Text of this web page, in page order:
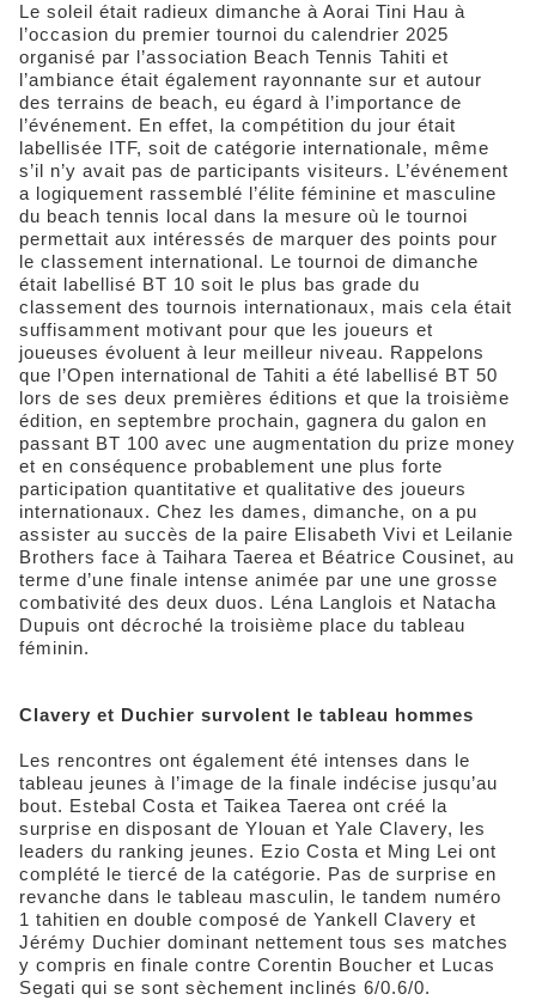
Le soleil était radieux dimanche à Aorai Tini Hau à
l’occasion du premier tournoi du calendrier 2025
organisé par l’association Beach Tennis Tahiti et
l’ambiance était également rayonnante sur et autour
des terrains de beach, eu égard à l’importance de
l’événement. En effet, la compétition du jour était
labellisée ITF, soit de catégorie internationale, même
s’il n’y avait pas de participants visiteurs. L’événement
a logiquement rassemblé l’élite féminine et masculine
du beach tennis local dans la mesure où le tournoi
permettait aux intéressés de marquer des points pour
le classement international. Le tournoi de dimanche
était labellisé BT 10 soit le plus bas grade du
classement des tournois internationaux, mais cela était
suffisamment motivant pour que les joueurs et
joueuses évoluent à leur meilleur niveau. Rappelons
que l’Open international de Tahiti a été labellisé BT 50
lors de ses deux premières éditions et que la troisième
édition, en septembre prochain, gagnera du galon en
passant BT 100 avec une augmentation du prize money
et en conséquence probablement une plus forte
participation quantitative et qualitative des joueurs
internationaux. Chez les dames, dimanche, on a pu
assister au succès de la paire Elisabeth Vivi et Leilanie
Brothers face à Taihara Taerea et Béatrice Cousinet, au
terme d’une finale intense animée par une une grosse
combativité des deux duos. Léna Langlois et Natacha
Dupuis ont décroché la troisième place du tableau
féminin.
Clavery et Duchier survolent le tableau hommes
Les rencontres ont également été intenses dans le
tableau jeunes à l’image de la finale indécise jusqu’au
bout. Estebal Costa et Taikea Taerea ont créé la
surprise en disposant de Ylouan et Yale Clavery, les
leaders du ranking jeunes. Ezio Costa et Ming Lei ont
complété le tiercé de la catégorie. Pas de surprise en
revanche dans le tableau masculin, le tandem numéro
1 tahitien en double composé de Yankell Clavery et
Jérémy Duchier dominant nettement tous ses matches
y compris en finale contre Corentin Boucher et Lucas
Segati qui se sont sèchement inclinés 6/0.6/0.